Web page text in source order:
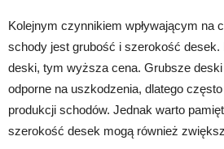
Kolejnym czynnikiem wpływającym na
schody jest grubość i szerokość
deski, tym wyższa cena. Grubsze deski
odporne na uszkodzenia, dlatego
produkcji schodów. Jednak warto
szerokość desek mogą również